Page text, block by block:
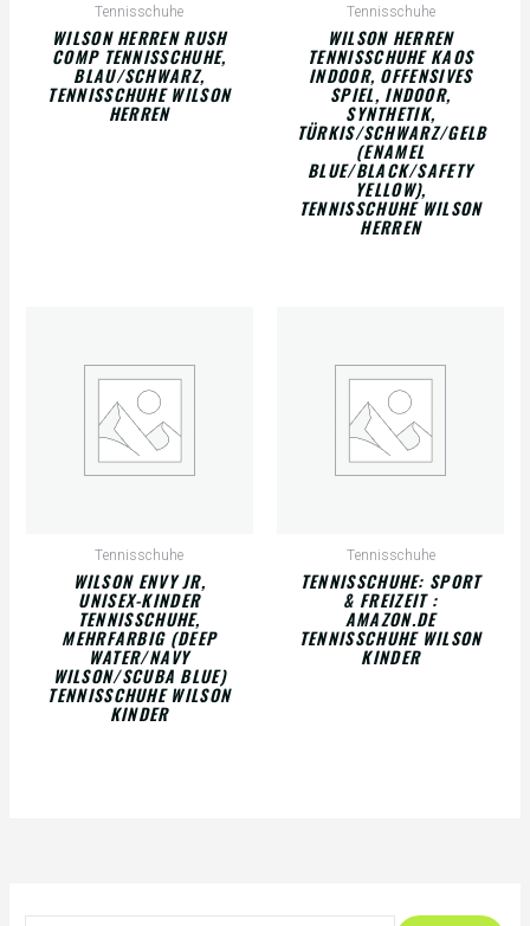
Tennisschuhe
WILSON HERREN RUSH
COMP TENNISSCHUHE,
BLAU/SCHWARZ,
TENNISSCHUHE WILSON
HERREN
Tennisschuhe
WILSON HERREN
TENNISSCHUHE KAOS
INDOOR, OFFENSIVES
SPIEL, INDOOR,
SYNTHETIK,
TÜRKIS/SCHWARZ/GELB
(ENAMEL
BLUE/BLACK/SAFETY
YELLOW),
TENNISSCHUHE WILSON
HERREN
Tennisschuhe
WILSON ENVY JR,
UNISEX-KINDER
TENNISSCHUHE,
MEHRFARBIG (DEEP
WATER/NAVY
WILSON/SCUBA BLUE)
TENNISSCHUHE WILSON
KINDER
Tennisschuhe
TENNISSCHUHE: SPORT
& FREIZEIT :
AMAZON.DE
TENNISSCHUHE WILSON
KINDER